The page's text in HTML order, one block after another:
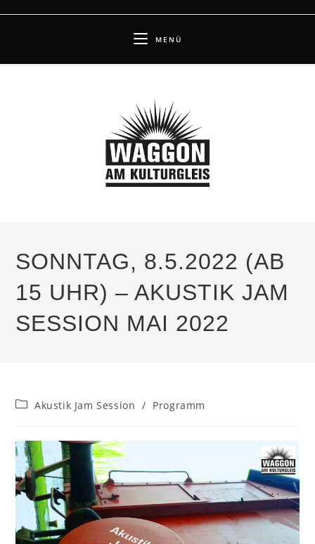
MENÜ
SONNTAG, 8.5.2022 (AB
15 UHR) – AKUSTIK JAM
SESSION MAI 2022
Beitrags-
Akustik Jam Session / Programm